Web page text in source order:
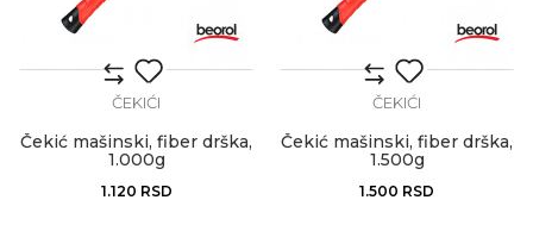
ČEKIĆI
Čekić mašinski, fiber drška,
1.000g
1.120 RSD
ČEKIĆI
Čekić mašinski, fiber drška,
1.500g
1.500 RSD